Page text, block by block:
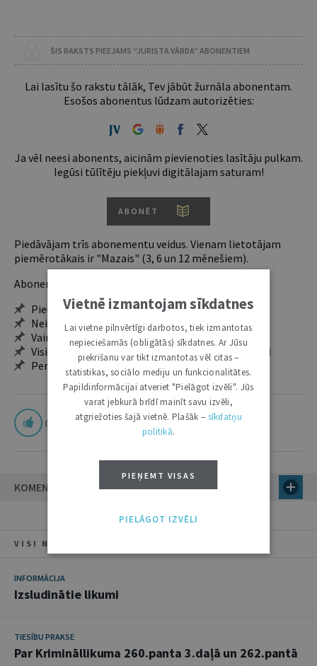
ŠIS RAKSTS PIEEJAMS “JURISTA VĀRDA” ABONENTIEM
Lai lasītu šo rakstu tālāk, Tev jābūt žurnāla abonentam.
Esošos abonentus lūdzam autorizēties:
Ja vēl neesi abonents, aicinām pievienoties lasītāju pulkam.
Iegūsi tūlītēju piekļuvi digitālajam saturam!
ABONĒT
Piedāvājam trīs abonementu veidus. Vienam lietotājam
piemērotākais ir "Mazais" (3, 6 un 12 mēnešiem).
Abonentu ieguvumi:
Pieeja jaunākajam izdevumam
Neierobežota pieeja arhīvam – 24 h/7 d.
Vairāk nekā 18 000 rakstu un 2000 autoru
Visi tematiskie numuri un ikgadējie grāmatžurnāli
Personalizētās iespējas – piezīmes, citāti, mapes
0
KOMENTĀRI
VISI NUMURA RAKSTI
INFORMĀCIJA
Izsludinātie likumi
TIESĪBU PRAKSE
Par Krimināllikuma 260.panta 3.daļā un 262.pantā
Vietnē izmantojam sīkdatnes
Lai vietne pilnvērtīgi darbotos, tiek izmantotas
nepieciešamās (obligātās) sīkdatnes. Ar Jūsu
piekrišanu var tikt izmantotas vēl citas –
statistikas, sociālo mediju un funkcionalitātes.
Papildinformācijai atveriet "Pielāgot izvēli". Jūs
varat jebkurā brīdī mainīt savu izvēli,
atgriežoties šajā vietnē. Plašāk – sīkdatņu
politikā.
PIEŅEMT VISAS
PIELĀGOT IZVĒLI